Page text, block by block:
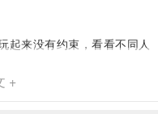
起来没有约束，看看不同人
+